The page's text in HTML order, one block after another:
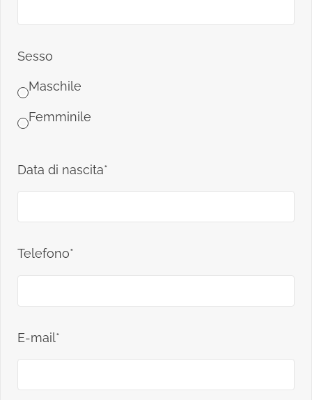
Sesso
Maschile
Femminile
Data di nascita*
Telefono*
E-mail*